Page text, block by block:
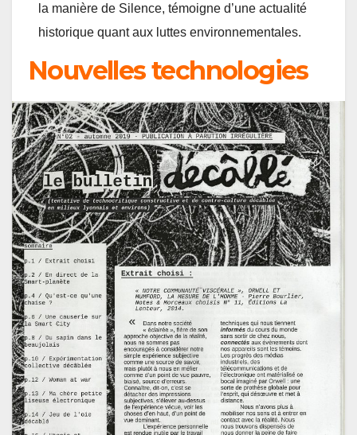
la manière de Silence, témoigne d’une actualité
historique quant aux luttes environnementales.
Nouvelles technologies